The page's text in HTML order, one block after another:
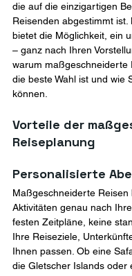
die auf die einzigartigen
Reisenden abgestimmt
bietet die Möglichkeit, ein
– ganz nach Ihren
warum maßgeschneiderte
die beste Wahl ist und wie
können.
Vorteile der
Reiseplanung
Personalisierte
Maßgeschneiderte
Aktivitäten genau nach
festen Zeitpläne, keine
Ihre Reiseziele,
Ihnen passen. Ob eine
die Gletscher Islands oder